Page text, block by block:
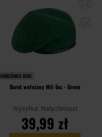
KOŃCÓWKA SERII
Beret wełniany Mil-Tec - Green
Wysyłka: Natychmiast
39,99 zł